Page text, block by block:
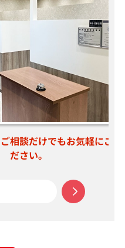
けでもお気軽にご来店く
。